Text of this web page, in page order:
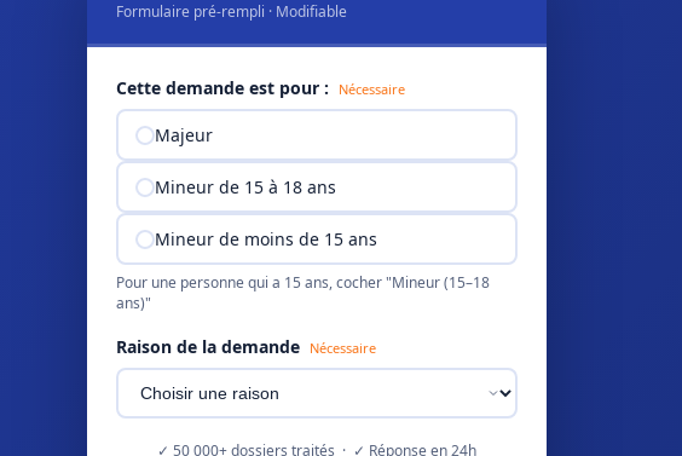
Formulaire pré-rempli · Modifiable
Cette demande est pour : Nécessaire
Majeur
Mineur de 15 à 18 ans
Mineur de moins de 15 ans
Pour une personne qui a 15 ans, cocher "Mineur (15–18
ans)"
Raison de la demande Nécessaire
✓ 50 000+ dossiers traités · ✓ Réponse en 24h